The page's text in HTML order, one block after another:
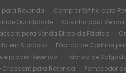
Revenda Comprar Esfiha para
Quantidade Coxinha para Venda
para Venda Direto da Fábrica
em Atacado Fábrica de Coxinha
para Revenda Fábrica de
Croissant para Revenda Fornecedor